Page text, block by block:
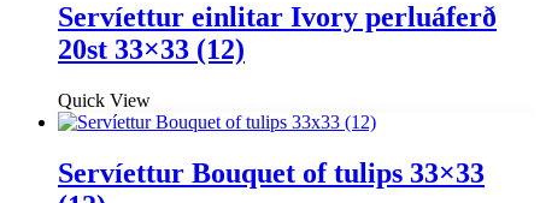
Servíettur einlitar Ivory perluáferð
20st 33×33 (12)
Quick View
Servíettur Bouquet of tulips 33×33